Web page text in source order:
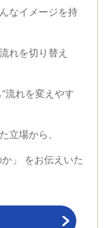
なイメージを持
れを切り替え
“流れを変えやす
立場から、
」
をお伝えいた